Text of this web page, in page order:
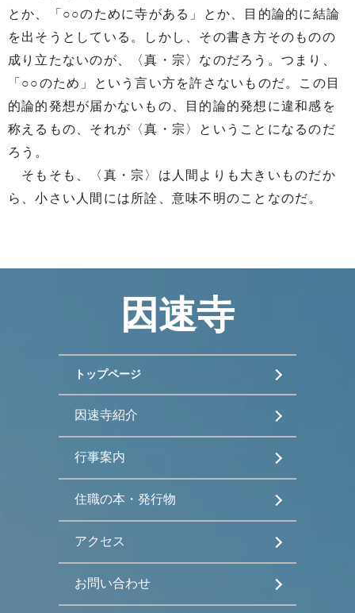
とか、「○○のために寺がある」とか、目的論的に結論
を出そうとしている。しかし、その書き方そのものの
成り立たないのが、〈真・宗〉なのだろう。つまり、
「○○のため」という言い方を許さないものだ。この目
的論的発想が届かないもの、目的論的発想に違和感を
称えるもの、それが〈真・宗〉ということになるのだ
ろう。
そもそも、〈真・宗〉は人間よりも大きいものだか
ら、小さい人間には所詮、意味不明のことなのだ。
因速寺
トップページ
因速寺紹介
行事案内
住職の本・発行物
アクセス
お問い合わせ